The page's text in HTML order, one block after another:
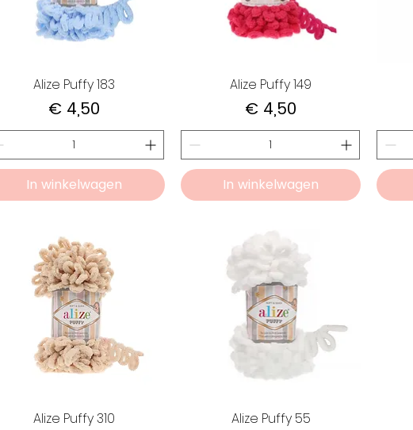
Alize Puffy 183
Prijs
€ 4,50
In winkelwagen
Alize Puffy 149
Prijs
€ 4,50
In winkelwagen
Alize Puffy 310 Alize Puffy 55